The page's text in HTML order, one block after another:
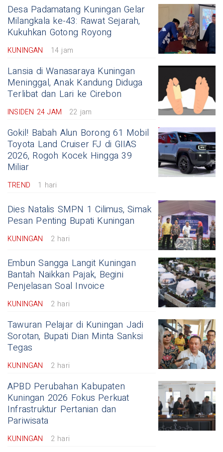
Desa Padamatang Kuningan Gelar
Milangkala ke-43: Rawat Sejarah,
Kukuhkan Gotong Royong
KUNINGAN 14 jam
Lansia di Wanasaraya Kuningan
Meninggal, Anak Kandung Diduga
Terlibat dan Lari ke Cirebon
INSIDEN 24 JAM 22 jam
Gokil! Babah Alun Borong 61 Mobil
Toyota Land Cruiser FJ di GIIAS
2026, Rogoh Kocek Hingga 39
Miliar
TREND 1 hari
Dies Natalis SMPN 1 Cilimus, Simak
Pesan Penting Bupati Kuningan
KUNINGAN 2 hari
Embun Sangga Langit Kuningan
Bantah Naikkan Pajak, Begini
Penjelasan Soal Invoice
KUNINGAN 2 hari
Tawuran Pelajar di Kuningan Jadi
Sorotan, Bupati Dian Minta Sanksi
Tegas
KUNINGAN 2 hari
APBD Perubahan Kabupaten
Kuningan 2026 Fokus Perkuat
Infrastruktur Pertanian dan
Pariwisata
KUNINGAN 2 hari